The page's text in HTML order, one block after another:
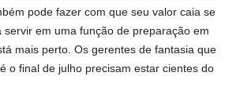
pode fazer com que seu valor caia se
em uma função de preparação em
mais perto. Os gerentes de fantasia que
o final de julho precisam estar cientes do